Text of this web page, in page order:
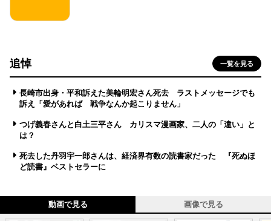
追悼 一覧を見る
長崎市出身・平和訴えた美輪明宏さん死去 ラストメッセージでも
訴え「愛があれば 戦争なんか起こりません」
つげ義春さんと白土三平さん カリスマ漫画家、二人の「違い」と
は？
死去した丹羽宇一郎さんは、経済界有数の読書家だった 『死ぬほ
ど読書』ベストセラーに
動画で見る 画像で見る